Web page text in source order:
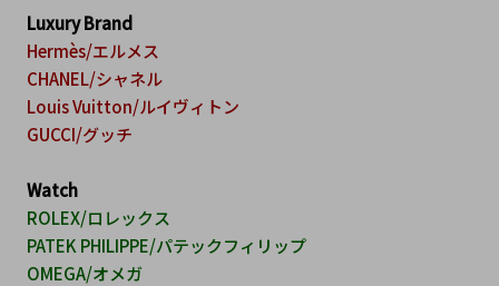
Luxury Brand
Hermès/エルメス
CHANEL/シャネル
Louis Vuitton/ルイヴィトン
GUCCI/グッチ
Watch
ROLEX/ロレックス
PATEK PHILIPPE/パテックフィリップ
OMEGA/オメガ